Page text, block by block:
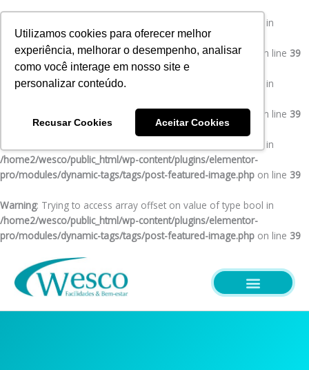
Utilizamos cookies para oferecer melhor
experiência, melhorar o desempenho, analisar
como você interage em nosso site e
personalizar conteúdo.
Recusar Cookies Aceitar Cookies
: Trying to access array offset on value of type bool in
/home2/wesco/public_html/wp-content/plugins/elementor-
pro/modules/dynamic-tags/tags/post-featured-image.php
on line 39
Warning: Trying to access array offset on value of type bool in
pro/modules/dynamic-tags/tags/post-featured-image.php
on line 39
: Trying to access array offset on value of type bool in
/home2/wesco/public_html/wp-content/plugins/elementor-
pro/modules/dynamic-tags/tags/post-featured-image.php on line 39
Warning: Trying to access array offset on value of type bool in
/home2/wesco/public_html/wp-content/plugins/elementor-
pro/modules/dynamic-tags/tags/post-featured-image.php on line 39
conteúdo